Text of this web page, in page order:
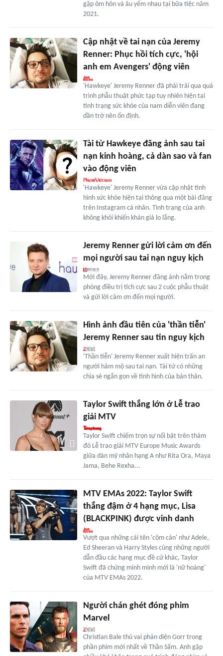
gặp ôm hôn và âu yếm nhau tại bữa tiệc năm
2021.
Cập nhật về tai nạn của Jeremy
Renner: Phục hồi tích cực, 'hội
anh em Avengers' động viên
'Hawkeye' Jeremy Renner đã phải trải qua quá
trình phẫu thuật phức tạp tuy nhiên hiện tại
tình trạng sức khỏe của nam diễn viên đang
dần trở nên ổn định.
Tài tử Hawkeye đăng ảnh sau tai
nạn kinh hoàng, cả dàn sao và fan
vào động viên
'Hawkeye' Jeremy Renner vừa cập nhật tình
hình sức khỏe hiện tại thông qua một bài đăng
trên Instagram cá nhân. Tình trạng của anh
không khỏi khiến khán giả lo lắng.
Jeremy Renner gửi lời cảm ơn đến
mọi người sau tai nạn nguy kịch
Mới đây, Jeremy Renner đăng ảnh nằm trong
phòng điều trị tích cực sau 2 cuộc phẫu thuật
và gửi lời cảm ơn đến mọi người.
Hình ảnh đầu tiên của 'thần tiễn'
Jeremy Renner sau tin nguy kịch
'Thần tiễn' Jeremy Renner xuất hiện trấn an
người hâm mộ sau tai nạn. Tài tử có những
chia sẻ ngắn gọn về tình hình của bản thân.
Taylor Swift thắng lớn ở Lễ trao
giải MTV
Taylor Swift chiếm trọn sự nổi bật trên thảm
đỏ Lễ trao giải MTV Europe Music Awards
giữa dàn mỹ nhân hạng A như Rita Ora, Maya
Jama, Behe Rexha...
MTV EMAs 2022: Taylor Swift
thắng đậm ở 4 hạng mục, Lisa
(BLACKPINK) được vinh danh
Vượt qua những cái tên 'cộm cán' như Adele,
Ed Sheeran và Harry Styles cùng những người
dẫn đầu các hạng mục đề cử khác, Taylor
Swift đã chứng minh mình mới là 'nữ hoàng'
của MTV EMAs 2022.
Người chán ghét đóng phim
Marvel
Christian Bale thủ vai phản diện Gorr trong
phần phim mới nhất về Thần Sấm. Anh gặp